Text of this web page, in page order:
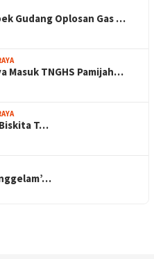
Gudang Oplosan Gas …
Masuk TNGHS Pamijah…
Biskita T…